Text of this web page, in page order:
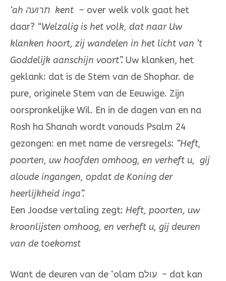
‘ah תרועה kent – over welk volk gaat het
daar? “Welzalig is het volk, dat naar Uw
klanken hoort, zij wandelen in het licht van ’t
Goddelijk aanschijn voort”. Uw klanken, het
geklank: dat is de Stem van de Shophar. de
pure, originele Stem van de Eeuwige. Zijn
oorspronkelijke Wil. En in de dagen van en na
Rosh ha Shanah wordt vanouds Psalm 24
gezongen: en met name de versregels: “Heft,
poorten, uw hoofden omhoog, en verheft u, gij
aloude ingangen, opdat de Koning der
heerlijkheid inga”.
Een Joodse vertaling zegt: Heft, poorten, uw
kroonlijsten omhoog, en verheft u, gij deuren
van de toekomst
Want de deuren van de ‘olam עולם – dat kan